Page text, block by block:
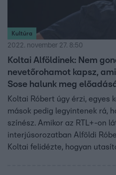
Kultúra
2022. november 27. 8:50
Koltai Alföldinek: Nem
nevetőrohamot kapsz,
Sose halunk meg
Koltai Róbert úgy érzi, egyes
mások pedig legyintenek rá,
színész. Amikor az RTL+-on
interjúsorozatban Alföldi
Koltai felidézte, hogyan